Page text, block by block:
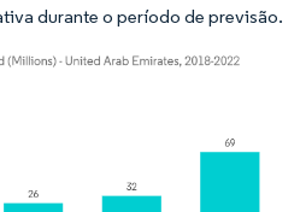
durante o período de previsão.